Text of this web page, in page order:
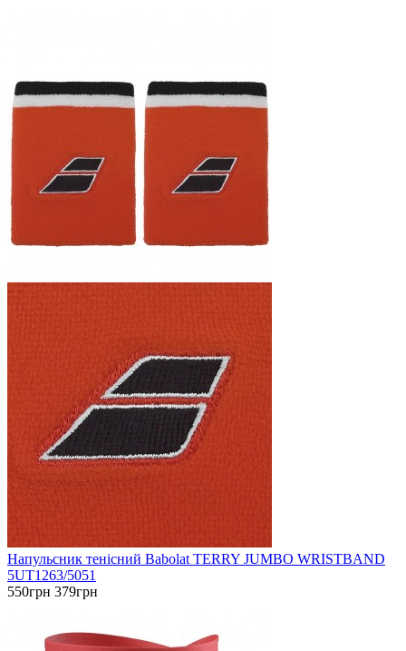
Напульсник тенісний Babolat TERRY JUMBO WRISTBAND
5UT1263/5051
550грн 379грн